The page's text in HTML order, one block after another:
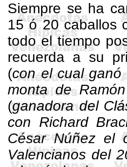
Siempre se ha
15 ó 20 caballos
todo el tiempo
recuerda a su
(con el cual
monta de
(ganadora del
con Richard
César Núñez el
Valencianos del